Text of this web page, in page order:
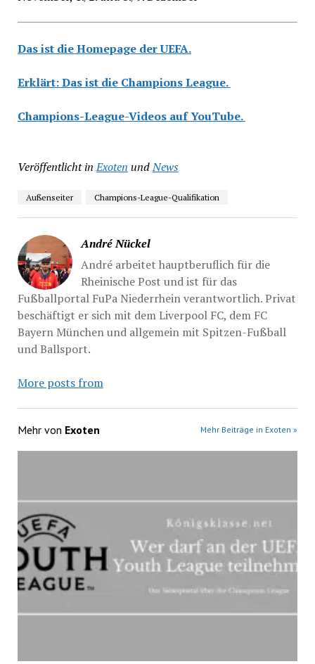
Das ist die Homepage der UEFA.
Erklärt: Das ist die Champions League.
Champions-League-Videos auf YouTube.
Veröffentlicht in Exoten undNews
Außenseiter Champions-League-Qualifikation
André Nückel
André arbeitet hauptberuflich für die
Rheinische Post und ist für das
Fußballportal FuPa Niederrhein verantwortlich. Privat
beschäftigt er sich mit dem Liverpool FC, dem FC
Bayern München und allgemein mit Spitzen-Fußball
und Ballsport.
More posts from
Mehr von Exoten Mehr Beiträge in Exoten »